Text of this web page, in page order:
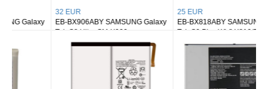
EB-BX906ABY SAMSUNG Galaxy
Tab S8 Ultra SM-X900
EB-BX818ABY SAMSUNG Galaxy
Tab S9 Plus Wi-fi X810/5G X816